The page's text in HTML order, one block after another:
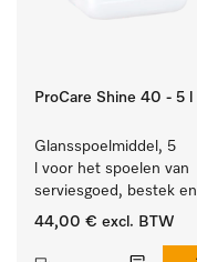
ProCare Shine 40 - 5 l
Glansspoelmiddel, 5
l voor het spoelen van
serviesgoed, bestek en
ideaal voor glazen.
44,00 € excl. BTW